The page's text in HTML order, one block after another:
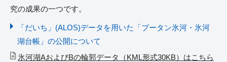
究の成果の一つです。
「だいち」(ALOS)データを用いた「ブータン氷河・氷河
湖台帳」の公開について
氷河湖AおよびBの輪郭データ（KML形式30KB）はこちら